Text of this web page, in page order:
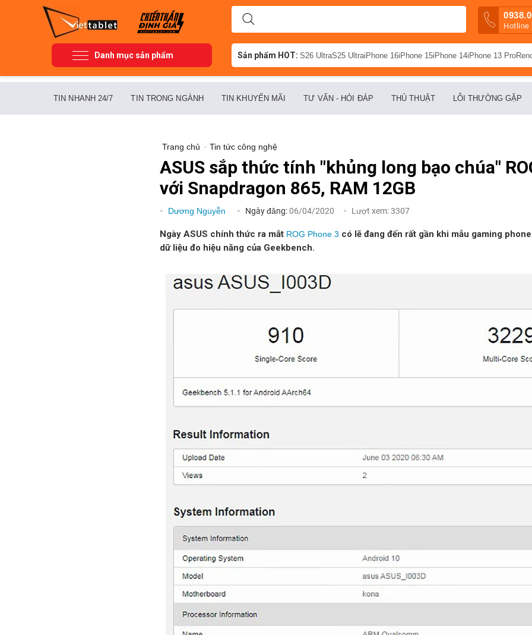
Hotline
Danh mục sản phẩm Sản phẩm HOT: S26 UltraS25 UltraiPhone 16iPhone 15iPhone 14iPhone 13 Pro
TIN NHANH 24/7 TIN TRONG NGÀNH TIN KHUYẾN MÃI TƯ VẤN - HỎI ĐÁP THỦ THUẬT LỖI THƯỜNG GẶP
Trang chủ - Tin tức công nghệ
ASUS sắp thức tính "khủng long bạo chúa"
với Snapdragon 865, RAM 12GB
Dương Nguyễn Ngày đăng:06/04/2020 Lượt xem:3307
Ngày ASUS chính thức ra mắt ROG Phone 3 có lẽ đang đến rất gần khi mẫu gaming
dữ liệu đo hiệu năng của Geekbench.